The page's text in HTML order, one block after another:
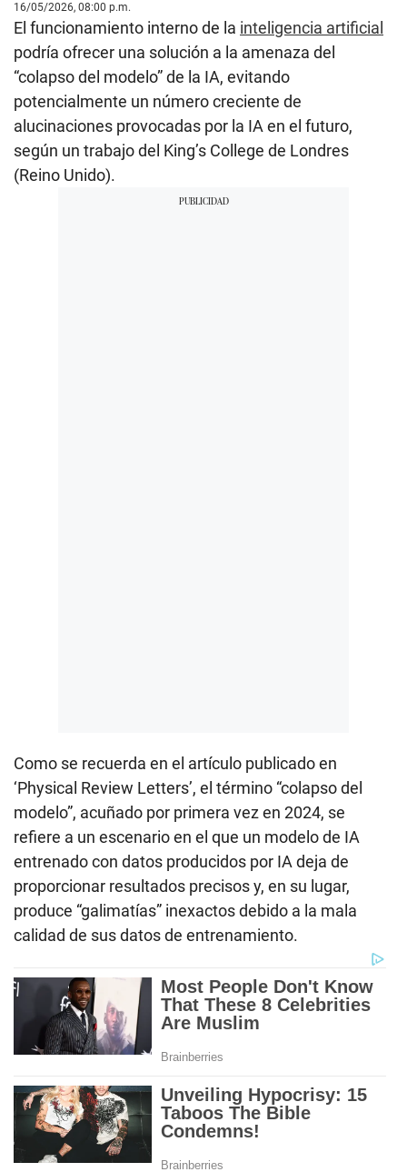
16/05/2026, 08:00 p.m.
El funcionamiento interno de la inteligencia artificial
podría ofrecer una solución a la amenaza del
“colapso del modelo” de la IA, evitando
potencialmente un número creciente de
alucinaciones provocadas por la IA en el futuro,
según un trabajo del King’s College de Londres
(Reino Unido).
Como se recuerda en el artículo publicado en
‘Physical Review Letters’, el término “colapso del
modelo”, acuñado por primera vez en 2024, se
refiere a un escenario en el que un modelo de IA
entrenado con datos producidos por IA deja de
proporcionar resultados precisos y, en su lugar,
produce “galimatías” inexactos debido a la mala
calidad de sus datos de entrenamiento.